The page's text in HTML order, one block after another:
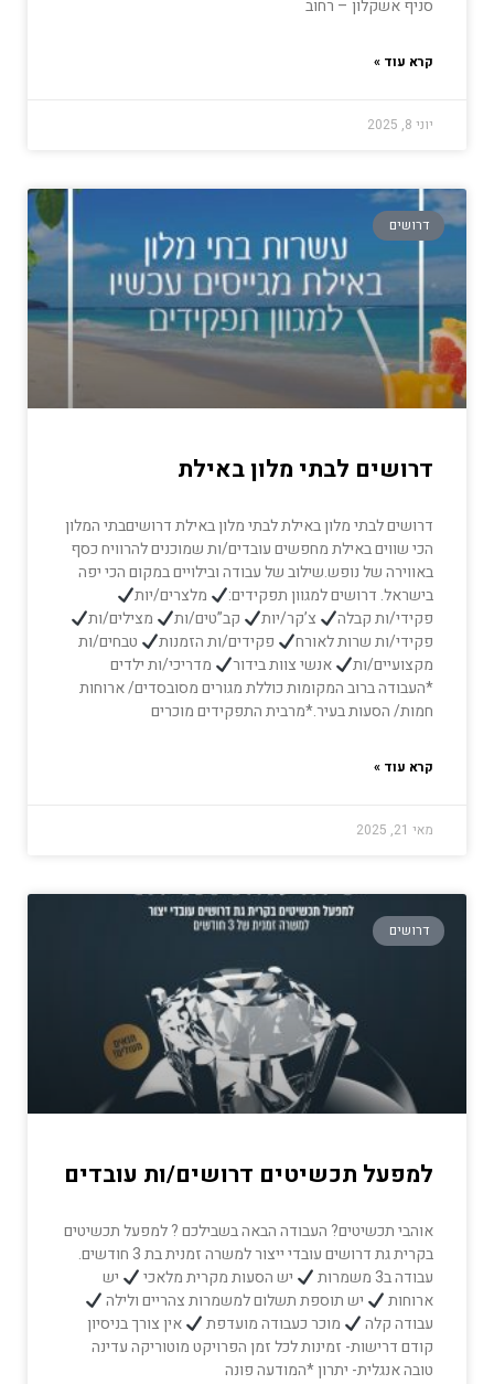
סניף אשקלון – רחוב
קרא עוד »
יוני 8, 2025
דרושים
דרושים לבתי מלון באילת
דרושים לבתי מלון באילת לבתי מלון באילת דרושיםבתי המלון
הכי שווים באילת מחפשים עובדים/ות שמוכנים להרוויח כסף
באווירה של נופש.שילוב של עבודה ובילויים במקום הכי יפה
בישראל. דרושים למגוון תפקידים:
מלצרים/יות
פקידי/ות קבלה
צ’קר/יות קב”טים/ות
מצילים/ות
פקידי/ות שרות לאורח
פקידים/ות הזמנות
טבחים/ות
מקצועיים/ות
אנשי צוות בידור
מדריכי/ות ילדים
*העבודה ברוב המקומות כוללת מגורים מסובסדים/ ארוחות
חמות/ הסעות בעיר.*מרבית התפקידים מוכרים
קרא עוד »
מאי 21, 2025
דרושים
למפעל תכשיטים דרושים/ות עובדים
אוהבי תכשיטים? העבודה הבאה בשבילכם ? למפעל תכשיטים
בקרית גת דרושים עובדי ייצור למשרה זמנית בת 3 חודשים.
עבודה ב3 משמרות
יש הסעות מקרית מלאכי
יש
ארוחות
יש תוספת תשלום למשמרות צהריים ולילה
עבודה קלה
מוכר כעבודה מועדפת
אין צורך בניסיון
קודם דרישות- זמינות לכל זמן הפרויקט מוטוריקה עדינה
טובה אנגלית- יתרון *המודעה פונה